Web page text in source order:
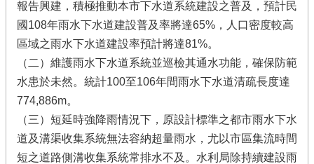
報告興建，積極推動本市下水道系統建設之普及，預計民
國108年雨水下水道建設普及率將達65%，人口密度較高
區域之雨水下水道建設率預計將達81%。
（二）維護雨水下水道系統並巡檢其通水功能，確保防範
水患於未然。統計100至106年間雨水下水道清疏長度達
774,886m。
（三）短延時強降雨情況下，原設計標準之都市雨水下水
道及溝渠收集系統無法容納超量雨水，尤以市區集流時間
短之道路側溝收集系統常排水不及。水利局除持續建設雨